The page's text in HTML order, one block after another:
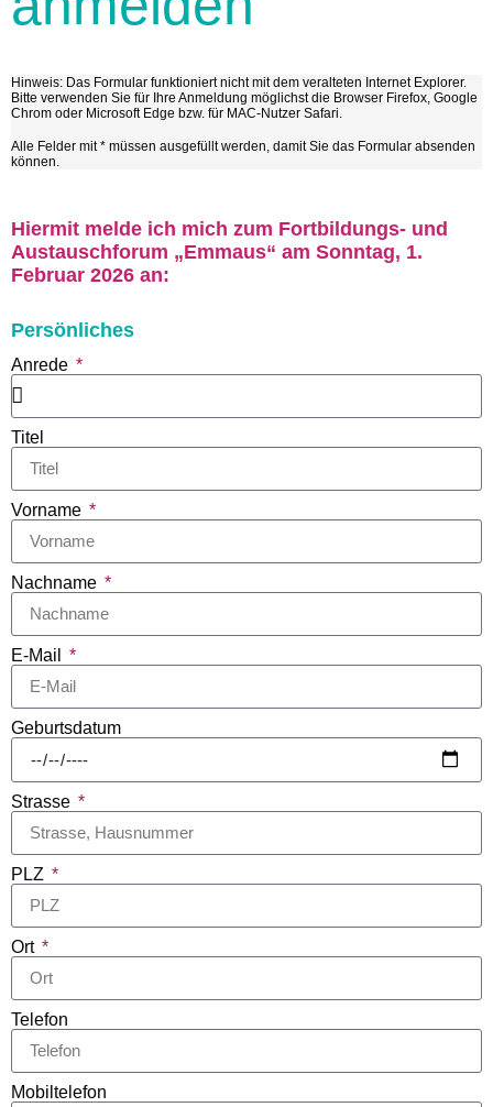
Hinweis: Das Formular funktioniert nicht mit dem veralteten Internet Explorer.
Bitte verwenden Sie für Ihre Anmeldung möglichst die Browser Firefox, Google
Chrom oder Microsoft Edge bzw. für MAC-Nutzer Safari.
Alle Felder mit * müssen ausgefüllt werden, damit Sie das Formular absenden
können.
Hiermit melde ich mich zum Fortbildungs- und
Austauschforum „Emmaus“ am Sonntag, 1.
Februar 2026 an:
Persönliches
Anrede
Titel
Vorname
Nachname
E-Mail
Geburtsdatum
Strasse
PLZ
Ort
Telefon
Mobiltelefon